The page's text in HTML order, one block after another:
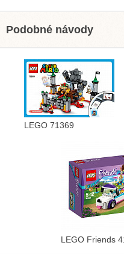
Podobné návody
LEGO 71369
LEGO Friends